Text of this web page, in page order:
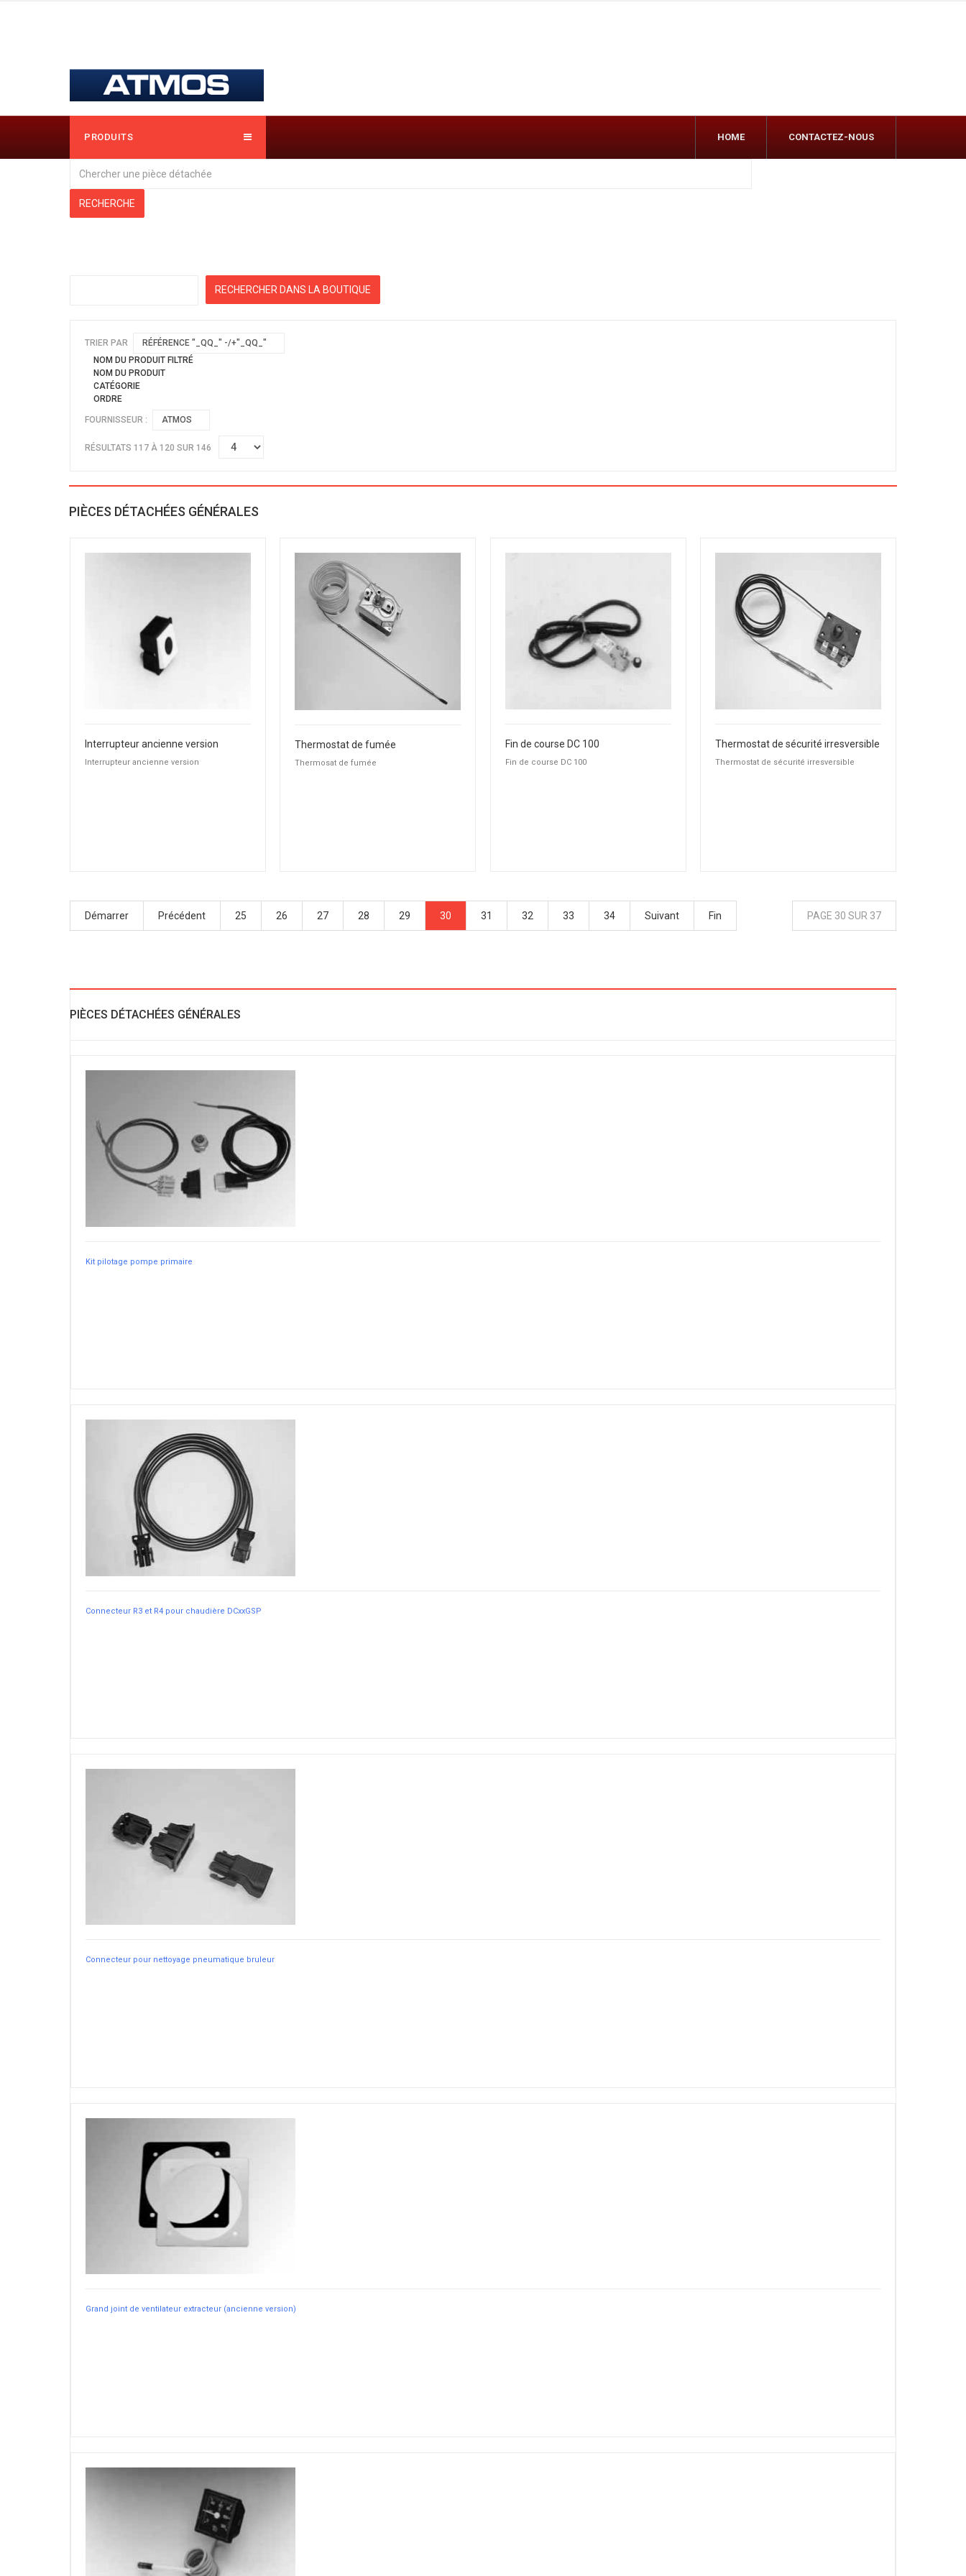
PRODUITS HOME CONTACTEZ-NOUS
TRIER PAR
RÉFÉRENCE "_QQ_" -/+"_QQ_"
NOM DU PRODUIT FILTRÉ
NOM DU PRODUIT
CATÉGORIE
ORDRE
FOURNISSEUR : ATMOS
RÉSULTATS 117 À 120 SUR 146
PIÈCES DÉTACHÉES GÉNÉRALES
Interrupteur ancienne version
Interrupteur ancienne version
Thermostat de fumée
Thermosat de fumée
Fin de course DC 100
Fin de course DC 100
Thermostat de sécurité irresversible
Thermostat de sécurité irresversible
Démarrer Précédent 25 26 27 28 29 30 31 32 33 34 Suivant Fin PAGE 30 SUR 37
PIÈCES DÉTACHÉES GÉNÉRALES
Kit pilotage pompe primaire
Connecteur R3 et R4 pour chaudière DCxxGSP
Connecteur pour nettoyage pneumatique bruleur
Grand joint de ventilateur extracteur (ancienne version)